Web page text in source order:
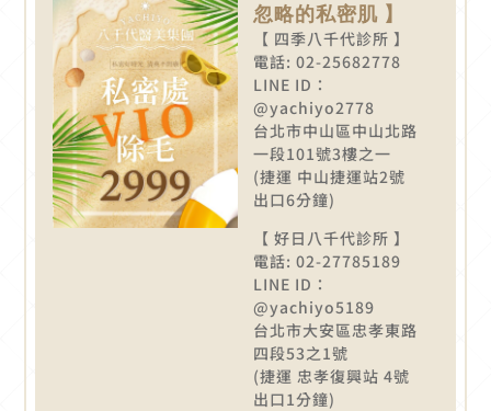
忽略的私密肌 】
【 四季八千代診所 】
電話: 02-25682778
LINE ID：
@yachiyo2778
台北市中山區中山北路
一段101號3樓之一
(捷運 中山捷運站2號
出口6分鐘)
【 好日八千代診所 】
電話: 02-27785189
LINE ID：
@yachiyo5189
台北市大安區忠孝東路
四段53之1號
(捷運 忠孝復興站 4號
出口1分鐘)